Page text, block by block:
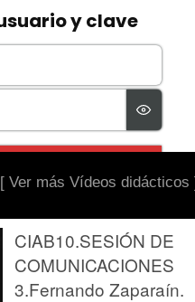
[ Ver más Vídeos didácticos
CIAB10.SESIÓN DE
COMUNICACIONES
3.Fernando Zaparaín.